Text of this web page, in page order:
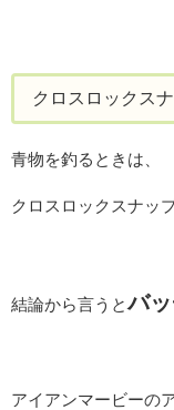
クロスロックス
青物を釣るときは、
クロスロックスナッ
結論から言うとバ
アイアンマービーの